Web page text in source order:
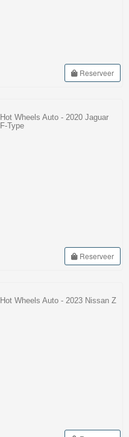
Reserveer
Hot Wheels Auto - 2020 Jaguar
F-Type
Reserveer
Hot Wheels Auto - 2023 Nissan Z